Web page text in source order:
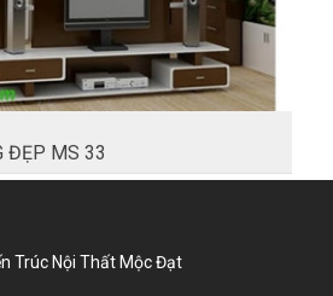
ĐẸP MS 33
Trúc Nội Thất Mộc Đạt